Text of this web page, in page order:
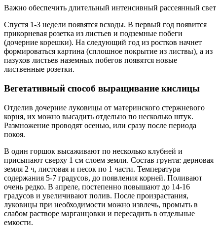
Важно обеспечить длительный интенсивный рассеянный свет
Спустя 1-3 недели появятся всходы. В первый год появится
прикорневая розетка из листьев и подземные побеги
(дочерние корешки). На следующий год из ростков начнет
формироваться картина (сплошное покрытие из листвы), а из
пазухов листьев наземных побегов появятся новые
лиственные розетки.
Вегетативный способ выращивание кислицы
Отделив дочерние луковицы от материнского стержневого
корня, их можно высадить отдельно по несколько штук.
Размножение проводят осенью, или сразу после периода
покоя.
В один горшок высаживают по несколько клубней и
присыпают сверху 1 см слоем земли. Состав грунта: дерновая
земля 2 ч, листовая и песок по 1 части. Температура
содержания 5-7 градусов, до появления корней. Поливают
очень редко. В апреле, постепенно повышают до 14-16
градусов и увеличивают полив. После произрастания,
луковицы при необходимости можно извлечь, промыть в
слабом растворе марганцовки и пересадить в отдельные
емкости.